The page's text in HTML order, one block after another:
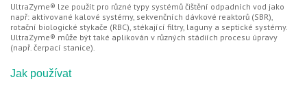
UltraZyme® lze použít pro různé typy systémů čištění odpadních vod jako
např: aktivované kalové systémy, sekvenčních dávkové reaktorů (SBR),
rotační biologické stykače (RBC), stékající filtry, laguny a septické systémy.
UltraZyme® může být také aplikován v různých stádiích procesu úpravy
(např. čerpací stanice).
Jak používat